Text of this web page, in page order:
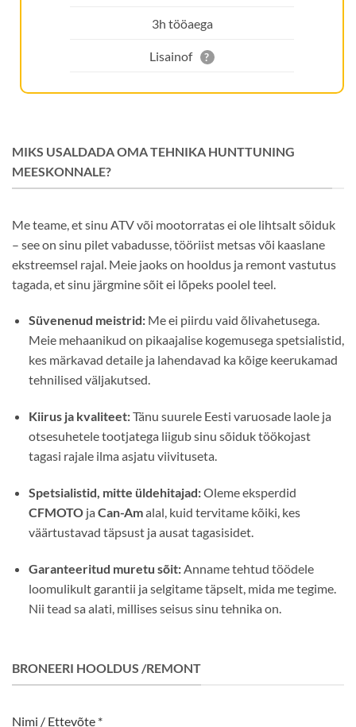
3h tööaega
Lisainof ?
MIKS USALDADA OMA TEHNIKA HUNTTUNING
MEESKONNALE?
Me teame, et sinu ATV või mootorratas ei ole lihtsalt sõiduk
– see on sinu pilet vabadusse, tööriist metsas või kaaslane
ekstreemsel rajal. Meie jaoks on hooldus ja remont vastutus
tagada, et sinu järgmine sõit ei lõpeks poolel teel.
Süvenenud meistrid:Me ei piirdu vaid õlivahetusega.
Meie mehaanikud on pikaajalise kogemusega spetsialistid,
kes märkavad detaile ja lahendavad ka kõige keerukamad
tehnilised väljakutsed.
Kiirus ja kvaliteet:Tänu suurele Eesti varuosade laole ja
otsesuhetele tootjatega liigub sinu sõiduk töökojast
tagasi rajale ilma asjatu viivituseta.
Spetsialistid, mitte üldehitajad:Oleme eksperdid
CFMOTOja Can-Amalal, kuid tervitame kõiki, kes
väärtustavad täpsust ja ausat tagasisidet.
Garanteeritud muretu sõit:Anname tehtud töödele
loomulikult garantii ja selgitame täpselt, mida me tegime.
Nii tead sa alati, millises seisus sinu tehnika on.
BRONEERI HOOLDUS /REMONT
Nimi / Ettevõte *